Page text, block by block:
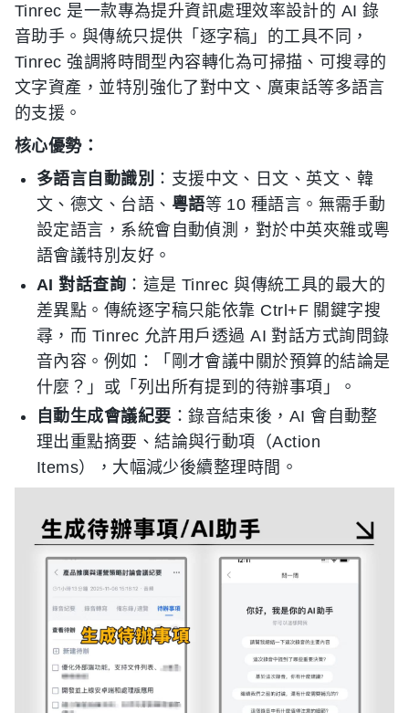
Tinrec 是一款專為提升資訊處理效率設計的 AI 錄
音助手。與傳統只提供「逐字稿」的工具不同，
Tinrec 強調將時間型內容轉化為可掃描、可搜尋的
文字資產，並特別強化了對中文、廣東話等多語言
的支援。
核心優勢：
多語言自動識別 ：支援中文、日文、英文、韓
文、德文、台語、 粵語等 10 種語言。無需手動
設定語言，系統會自動偵測，對於中英夾雜或粵
語會議特別友好。
AI 對話查詢 ：這是 Tinrec 與傳統工具的最大的
差異點。傳統逐字稿只能依靠 Ctrl+F 關鍵字搜
尋，而 Tinrec 允許用戶透過 AI 對話方式詢問錄
音內容。例如：「剛才會議中關於預算的結論是
什麼？」或「列出所有提到的待辦事項」。
自動生成會議紀要 ：錄音結束後，AI 會自動整
理出重點摘要、結論與行動項（Action
Items），大幅減少後續整理時間。